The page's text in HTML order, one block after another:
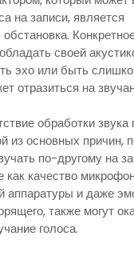
на записи, является
обстановка.
своей
эхо или быть
отразиться на
обработки звука
из основных причин,
по-другому на
как качество
аппаратуры и даже
также могут
голоса.